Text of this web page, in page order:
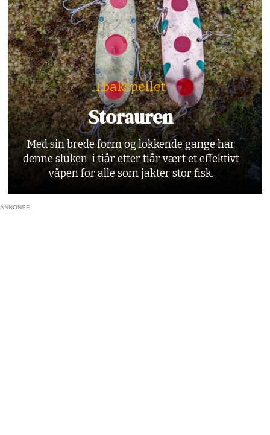
I bakspeilet
Storauren
Med sin brede form og lokkende gange har
denne sluken i tiår etter tiår vært et effektivt
våpen for alle som jakter stor fisk.
ANNONSE